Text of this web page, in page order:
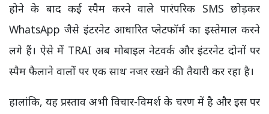
होने के बाद कई स्पैम करने वाले पारंपरिक SMS छोड़कर
WhatsApp जैसे इंटरनेट आधारित प्लेटफॉर्म का इस्तेमाल करने
लगे हैं। ऐसे में TRAI अब मोबाइल नेटवर्क और इंटरनेट दोनों पर
स्पैम फैलाने वालों पर एक साथ नजर रखने की तैयारी कर रहा है।
हालांकि, यह प्रस्ताव अभी विचार-विमर्श के चरण में है और इस पर